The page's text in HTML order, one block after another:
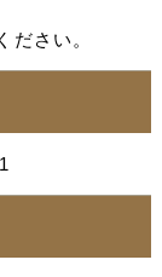
ださい。